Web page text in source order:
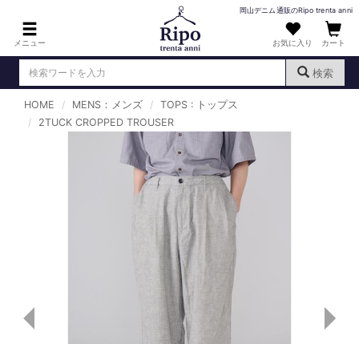
メニュー
岡山デニム通販のRipo trenta anni
お気に入り カート
検索
ログイン （ 新規会員登録）
HOME MENS：メンズ
TOPS : トップス
2TUCK CROPPED TROUSER